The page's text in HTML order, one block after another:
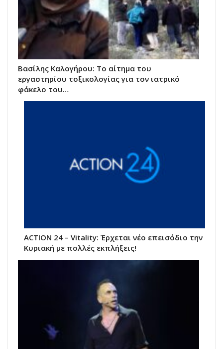
Βασίλης Καλογήρου: Το αίτημα του
εργαστηρίου τοξικολογίας για τον ιατρικό
φάκελο του…
ACTION 24 – Vitality: Έρχεται νέο επεισόδιο την
Κυριακή με πολλές εκπλήξεις!